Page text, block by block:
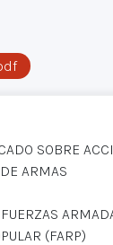
SOBRE
ARMAS
(FARP)